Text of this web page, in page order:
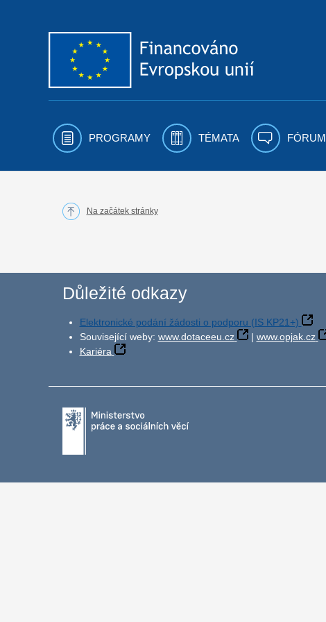
PROGRAMY TÉMATA FÓRUM
Na začátek stránky
Důležité odkazy
Elektronické podání žádosti o podporu (IS KP21+)
Související weby: www.dotaceeu.cz | www.opjak.cz
Kariéra